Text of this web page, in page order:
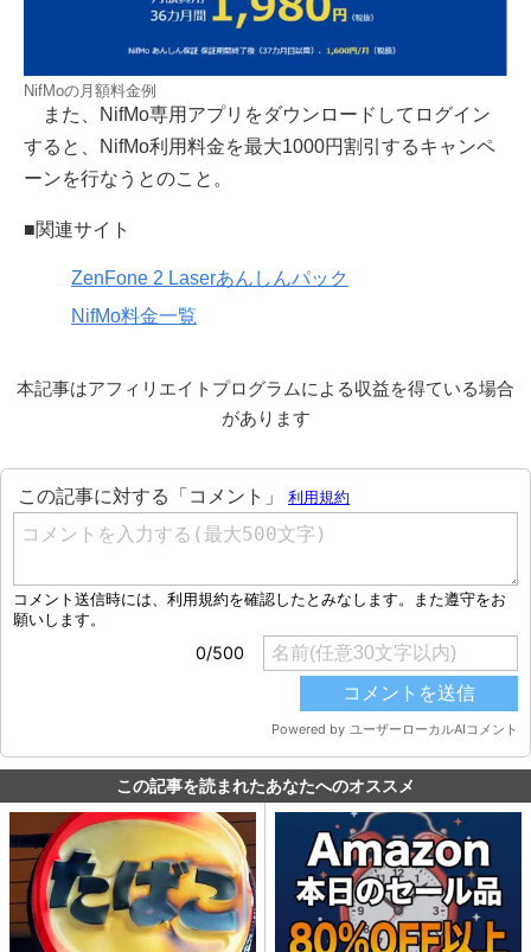
NifMoの月額料金例
また、NifMo専用アプリをダウンロードしてログイン
すると、NifMo利用料金を最大1000円割引するキャンペ
ーンを行なうとのこと。
■関連サイト
ZenFone 2 Laserあんしんパック
NifMo料金一覧
本記事はアフィリエイトプログラムによる収益を得ている場合
があります
この記事を読まれたあなたへのオススメ